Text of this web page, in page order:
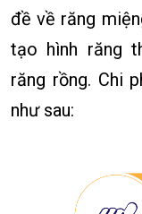
đề về răng
tạo hình răng
răng rồng. Chi
như sau: